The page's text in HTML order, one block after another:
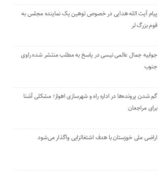
پیام آیت الله هدایی در خصوص توهین یک نماینده مجلس به
قوم بزرگ لر
جوابیه جمال عالمی نیسی در پاسخ به مطلب منتشر شده راوی
جنوب
گم شدن پرونده‌ها در اداره راه و شهرسازی اهواز؛ مشکلی آشنا
برای مراجعان
اراضی ملی خوزستان با هدف اشتغالزایی واگذار می‌شود